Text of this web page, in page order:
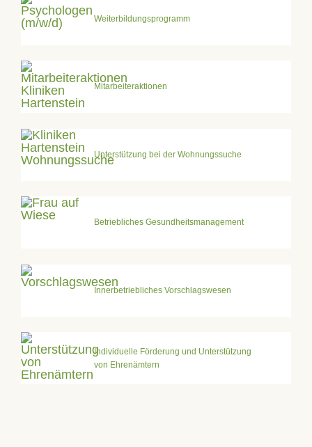
Weiterbildungsprogramm
Mitarbeiteraktionen
Unterstützung bei der Wohnungssuche
Betriebliches Gesundheitsmanagement
Innerbetriebliches Vorschlagswesen
Individuelle Förderung und Unterstützung
von Ehrenämtern